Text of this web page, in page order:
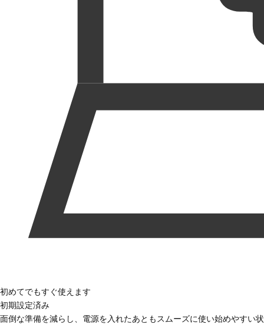
初めてでもすぐ使えます
初期設定済み
面倒な準備を減らし、電源を入れたあともスムーズに使い始めやすい